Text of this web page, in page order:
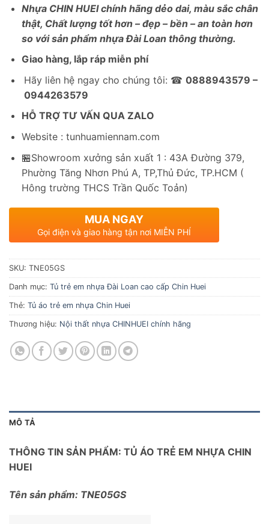
Nhựa CHIN HUEI chính hãng dẻo dai, màu sắc chân
thật, Chất lượng tốt hơn – đẹp – bền – an toàn hơn
so với sản phẩm nhựa Đài Loan thông thường.
Giao hàng, lắp ráp miễn phí
Hãy liên hệ ngay cho chúng tôi: ☎ 0888943579 –
0944263579
HỖ TRỢ TƯ VẤN QUA ZALO
Website : tunhuamiennam.com
🏪Showroom xưởng sản xuất 1 : 43A Đường 379,
Phường Tăng Nhơn Phú A, TP,Thủ Đức, TP.HCM (
Hông trường THCS Trần Quốc Toản)
MUA NGAY
Gọi điện và giao hàng tận nơi MIỄN PHÍ
SKU: TNE05GS
Danh mục: Tủ trẻ em nhựa Đài Loan cao cấp Chin Huei
Thẻ: Tủ áo trẻ em nhựa Chin Huei
Thương hiệu: Nội thất nhựa CHINHUEI chính hãng
MÔ TẢ
THÔNG TIN SẢN PHẨM: TỦ ÁO TRẺ EM NHỰA CHIN
HUEI
Tên sản phẩm: TNE05GS